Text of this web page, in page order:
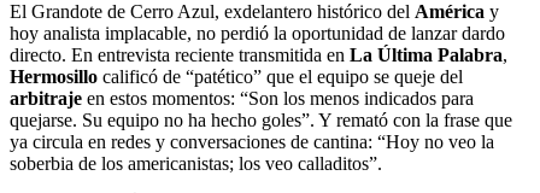
El Grandote de Cerro Azul, exdelantero histórico del América y
hoy analista implacable, no perdió la oportunidad de lanzar dardo
directo. En entrevista reciente transmitida en La Última Palabra,
Hermosillo calificó de “patético” que el equipo se queje del
arbitraje en estos momentos: “Son los menos indicados para
quejarse. Su equipo no ha hecho goles”. Y remató con la frase que
ya circula en redes y conversaciones de cantina: “Hoy no veo la
soberbia de los americanistas; los veo calladitos”.